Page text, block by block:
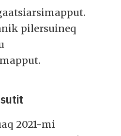
pilersuineq
2021-mi